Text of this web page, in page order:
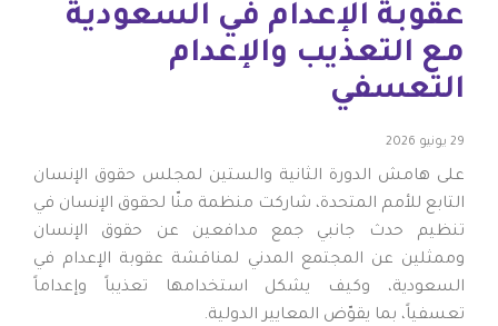
عقوبة الإعدام في السعودية
مع التعذيب والإعدام
التعسفي
29 يونيو 2026
على هامش الدورة الثانية والستين لمجلس حقوق الإنسان
التابع للأمم المتحدة، شاركت منظمة منّا لحقوق الإنسان في
تنظيم حدث جانبي جمع مدافعين عن حقوق الإنسان
وممثلين عن المجتمع المدني لمناقشة عقوبة الإعدام في
السعودية، وكيف يشكل استخدامها تعذيباً وإعداماً
تعسفياً، بما يقوّض المعايير الدولية.